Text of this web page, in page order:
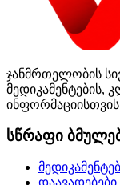
ჯანმრთელობის
მედიკამენტების,
სწრაფი